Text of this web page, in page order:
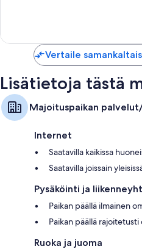
Vertaile
Lisätietoja tästä
Majoituspaikan
Internet
Saatavilla kaikissa
Saatavilla joissain
Pysäköinti ja
Paikan päällä ilmainen
Paikan päällä
Ruoka ja juoma